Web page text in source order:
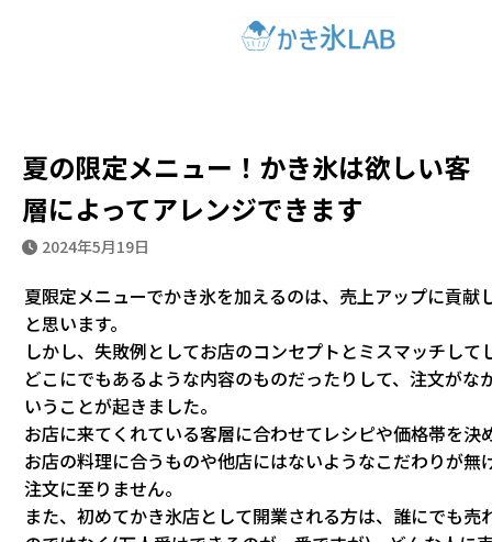
夏の限定メニュー！かき氷は欲しい客層によ
夏の限定メニュー！かき氷は欲しい客
層によってアレンジできます
2024年5月19日
夏限定メニューでかき氷を加えるのは、売上アップに貢献
と思います。
しかし、失敗例としてお店のコンセプトとミスマッチして
どこにでもあるような内容のものだったりして、注文がな
いうことが起きました。
お店に来てくれている客層に合わせてレシピや価格帯を決
お店の料理に合うものや他店にはないようなこだわりが無
注文に至りません。
また、初めてかき氷店として開業される方は、誰にでも売